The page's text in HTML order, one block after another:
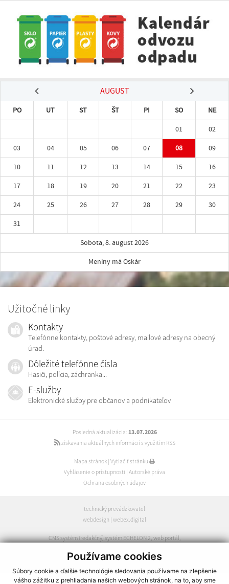
Používame cookies
Súbory cookie a ďalšie technológie sledovania používame na zlepšenie
vášho zážitku z prehliadania našich webových stránok, na to, aby sme
AUGUST
PO UT ST ŠT PI SO
NE
01
02
03
04 05 06 07 08
09
10
11 12 13 14 15
16
17
18 19 20 21 22
23
24
25 26 27 28 29
30
31
Sobota, 8. august 2026
Meniny má Oskár
Užitočné linky
Kontakty
Telefónne kontakty, poštové adresy, mailové adresy na obecný
úrad.
Dôležité telefónne čísla
Hasiči, polícia, záchranka...
E-služby
Elektronické služby pre občanov a podnikateľov
Posledná aktualizácia: 13.07.2026
získavania aktuálnych informácií s využitím RSS
Mapa stránok | Vytlačiť stránku
Vyhlásenie o prístupnosti | Autorské práva
Ochrana osobných údajov
technický prevádzkovateľ
webdesign | webex.digital
CMS systém (redakčný) systém ECHELON 2,web portál,
spoločnosť webex.digital